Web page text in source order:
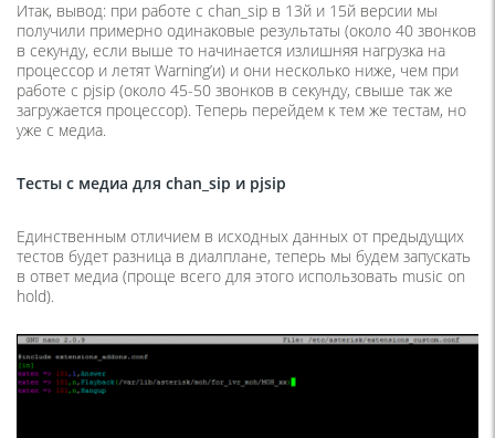
Итак, вывод: при работе с chan_sip в 13й и 15й версии мы
получили примерно одинаковые результаты (около 40 звонков
в секунду, если выше то начинается излишняя нагрузка на
процессор и летят Warning’и) и они несколько ниже, чем при
работе с pjsip (около 45-50 звонков в секунду, свыше так же
загружается процессор). Теперь перейдем к тем же тестам, но
уже с медиа.
Тесты с медиа для chan_sip и pjsip
Единственным отличием в исходных данных от предыдущих
тестов будет разница в диалплане, теперь мы будем запускать
в ответ медиа (проще всего для этого использовать music on
hold).